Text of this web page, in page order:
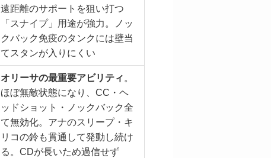
遠距離のサポートを狙い打つ
「スナイプ」用途が強力。ノッ
クバック免疫のタンクには壁当
てスタンが入りにくい
オリーサの最重要アビリティ。
ほぼ無敵状態になり、CC・ヘ
ッドショット・ノックバック全
て無効化。アナのスリープ・キ
リコの鈴も貫通して発動し続け
る。CDが長いため過信せず